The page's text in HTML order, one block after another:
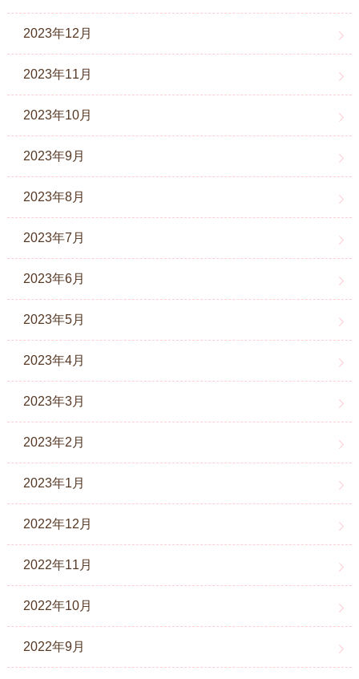
2023年12月
2023年11月
2023年10月
2023年9月
2023年8月
2023年7月
2023年6月
2023年5月
2023年4月
2023年3月
2023年2月
2023年1月
2022年12月
2022年11月
2022年10月
2022年9月